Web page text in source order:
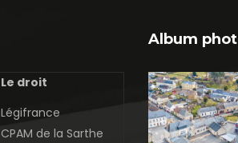
Le droit
Légifrance
CPAM de la Sarthe
Album